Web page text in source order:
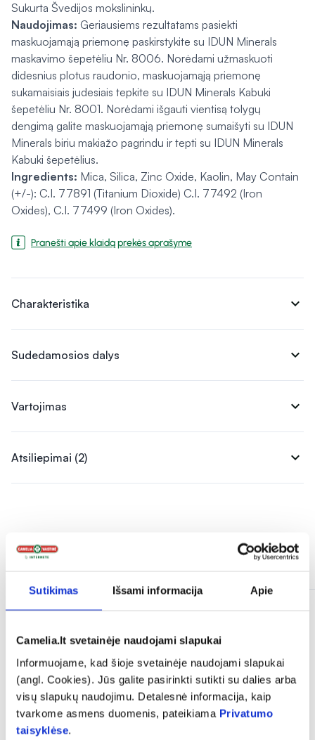
Sutikimas Išsami informacija Apie
Camelia.lt svetainėje naudojami slapukai
Informuojame, kad šioje svetainėje naudojami slapukai
(angl. Cookies). Jūs galite pasirinkti sutikti su dalies arba
visų slapukų naudojimu. Detalesnė informacija, kaip
tvarkome asmens duomenis, pateikiama Privatumo
taisyklėse.
Sukurta Švedijos mokslininkų.
Naudojimas: Geriausiems rezultatams pasiekti
maskuojamąją priemonę paskirstykite su IDUN Minerals
maskavimo šepetėliu Nr. 8006. Norėdami užmaskuoti
didesnius plotus raudonio, maskuojamąją priemonę
sukamaisiais judesiais tepkite su IDUN Minerals Kabuki
šepetėliu Nr. 8001. Norėdami išgauti vientisą tolygų
dengimą galite maskuojamąją priemonę sumaišyti su IDUN
Minerals biriu makiažo pagrindu ir tepti su IDUN Minerals
Kabuki šepetėlius.
Ingredients: Mica, Silica, Zinc Oxide, Kaolin, May Contain
(+/-): C.I. 77891 (Titanium Dioxide) C.I. 77492 (Iron
Oxides), C.I. 77499 (Iron Oxides).
Pranešti apie klaidą prekės aprašyme
Charakteristika expand_more
Sudedamosios dalys expand_more
Vartojimas expand_more
Atsiliepimai (2) expand_more